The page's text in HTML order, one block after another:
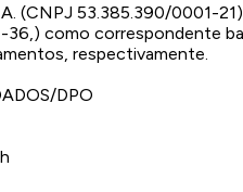
(CNPJ 53.385.390/0001-
como correspondente
respectivamente.
DPO